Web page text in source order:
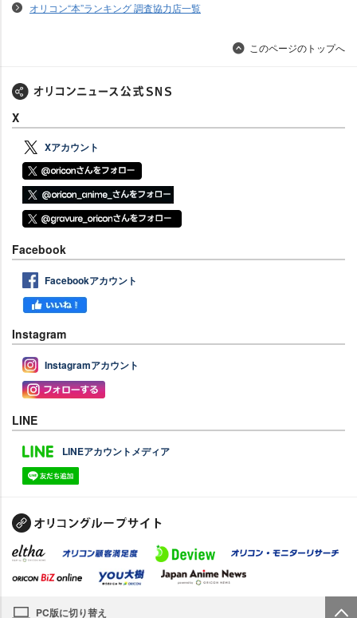
オリコン“本”ランキング 調査協力店一覧
このページのトップへ
X
Xアカウント
Facebook
Facebookアカウント
Instagram
Instagramアカウント
LINE
LINEアカウントメディア
PC版に切り替え